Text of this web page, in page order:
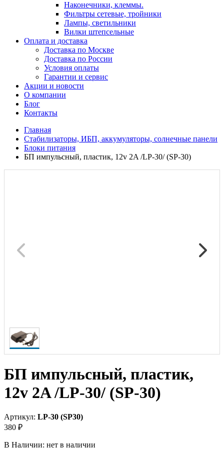
Наконечники, клеммы.
Фильтры сетевые, тройники
Лампы, светильники
Вилки штепсельные
Оплата и доставка
Доставка по Москве
Доставка по России
Условия оплаты
Гарантии и сервис
Акции и новости
О компании
Блог
Контакты
Главная
Стабилизаторы, ИБП, аккумуляторы, солнечные панели
Блоки питания
БП импульсный, пластик, 12v 2A /LP-30/ (SP-30)
БП импульсный, пластик,
12v 2A /LP-30/ (SP-30)
Артикул: LP-30 (SP30)
380 ₽
В Наличии: нет в наличии